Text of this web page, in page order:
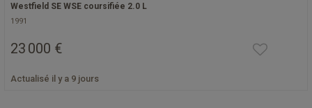
Westfield SE WSE coursifiée 2.0 L
1991
23 000 €
Actualisé il y a 9 jours